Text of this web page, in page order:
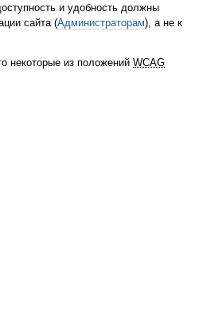
и удобность должны
сайта (Администраторам), а не к
некоторые из положенийWCAG